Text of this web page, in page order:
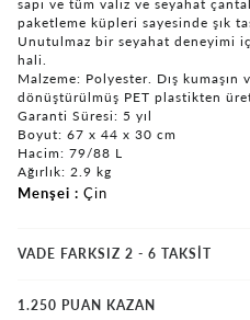
sapı ve tüm valiz ve seyahat
paketleme küpleri sayesinde şık
Unutulmaz bir seyahat deneyimi
hali.
Malzeme: Polyester. Dış kumaşın
dönüştürülmüş PET plastikten
Garanti Süresi: 5 yıl
Boyut: 67 x 44 x 30 cm
Hacim: 79/88 L
Ağırlık: 2.9 kg
Menşei Çin
VADE FARKSIZ 2 - 6 TAKSIT
1.250 PUAN KAZAN